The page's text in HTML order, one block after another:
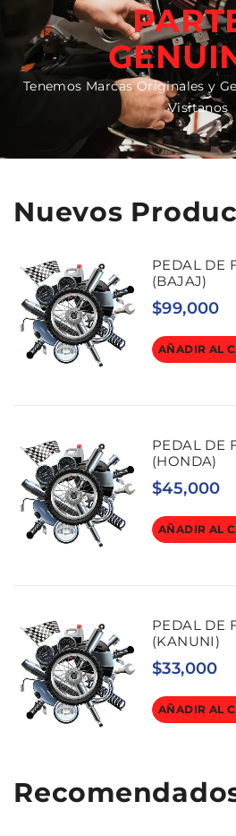
Tenemos Marcas Originales y
Visitanos
Nuevos
PEDAL DE
(BAJAJ)
$99,000
AÑADIR AL
PEDAL DE
(HONDA)
$45,000
AÑADIR AL
PEDAL DE
(KANUNI)
$33,000
AÑADIR AL